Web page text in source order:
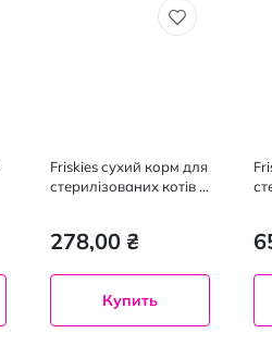
Friskies сухий корм для
стерилізованих котів з
278,00 ₴
Купить